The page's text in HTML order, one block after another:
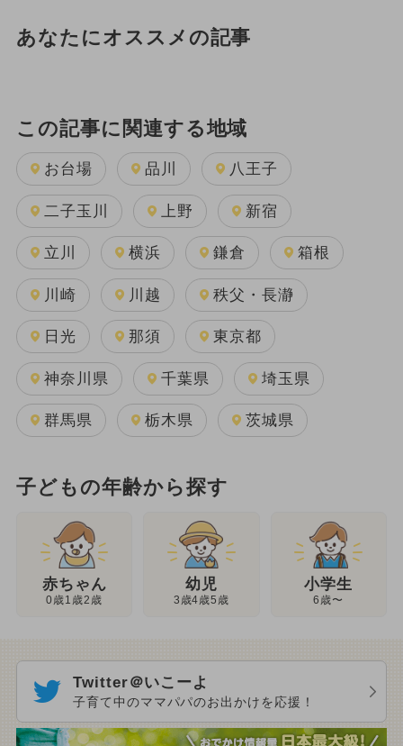
あなたにオススメの記事
この記事に関連する地域
お台場 品川 八王子
二子玉川 上野 新宿
立川 横浜 鎌倉 箱根
川崎 川越 秩父・長瀞
日光 那須 東京都
神奈川県 千葉県 埼玉県
群馬県 栃木県 茨城県
子どもの年齢から探す
赤ちゃん
0歳1歳2歳
幼児
3歳4歳5歳
小学生
6歳〜
Twitter＠いこーよ
子育て中のママパパのお出かけを応援！